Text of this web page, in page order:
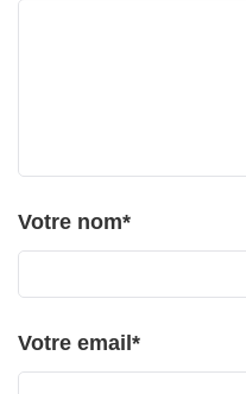
Votre nom*
Votre email*